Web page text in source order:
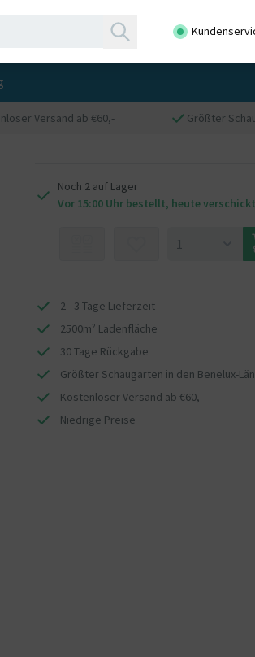
Versand ab €60,- Größter
Noch 2 auf Lager
Vor 15:00 Uhr bestellt, heute verschickt
2 - 3 Tage Lieferzeit
2500m² Ladenfläche
30 Tage Rückgabe
Größter Schaugarten in den Benelux-
Kostenloser Versand ab €60,-
Niedrige Preise